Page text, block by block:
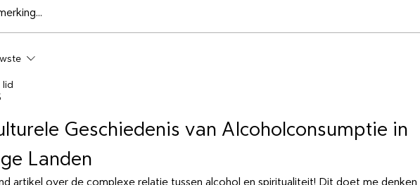
lid
Geschiedenis van Alcoholconsumptie in
Landen
artikel over de complexe relatie tussen alcohol en spiritualiteit! Dit doet me denken